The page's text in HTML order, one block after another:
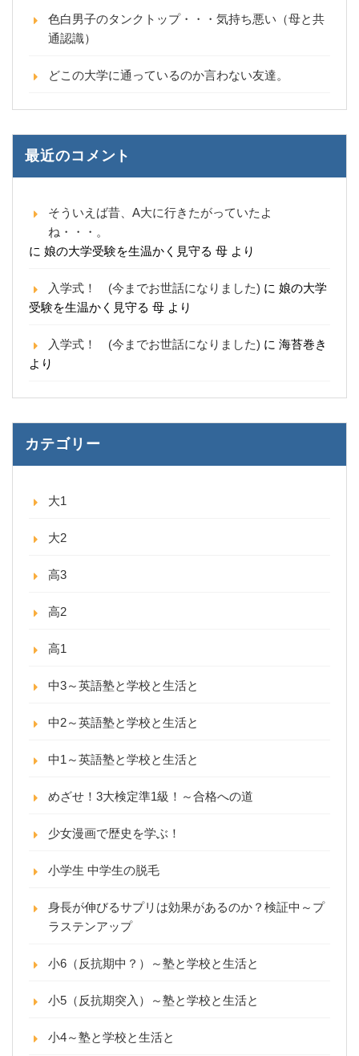
色白男子のタンクトップ・・・気持ち悪い（母と共
通認識）
どこの大学に通っているのか言わない友達。
最近のコメント
そういえば昔、A大に行きたがっていたよ
ね・・・。
に 娘の大学受験を生温かく見守る 母 より
入学式！ (今までお世話になりました) に 娘の大学
受験を生温かく見守る 母 より
入学式！ (今までお世話になりました) に 海苔巻き
より
カテゴリー
大1
大2
高3
高2
高1
中3～英語塾と学校と生活と
中2～英語塾と学校と生活と
中1～英語塾と学校と生活と
めざせ！3大検定準1級！～合格への道
少女漫画で歴史を学ぶ！
小学生 中学生の脱毛
身長が伸びるサプリは効果があるのか？検証中～プ
ラステンアップ
小6（反抗期中？）～塾と学校と生活と
小5（反抗期突入）～塾と学校と生活と
小4～塾と学校と生活と